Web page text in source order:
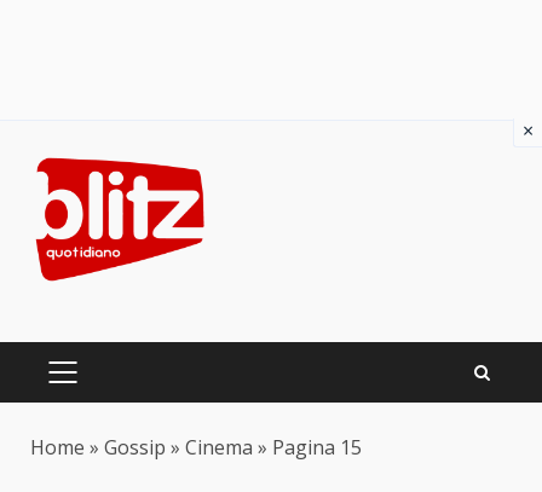
content
PRIMARY
Home » Gossip » Cinema » Pagina 15
×